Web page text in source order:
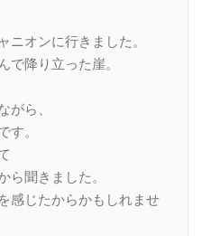
ニオンに行きました。
で降り立った崖。
がら、
す。
ら聞きました。
感じたからかもしれませ